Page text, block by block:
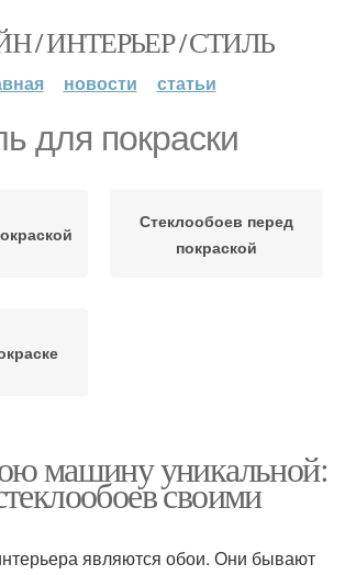
/ ИНТЕРЬЕР / СТИЛЬ
новости статьи
для покраски
Стеклообоев перед
покраской
машину уникальной:
своими
являются обои. Они бывают